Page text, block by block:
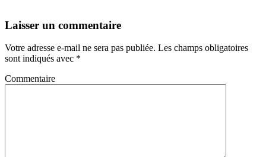
Laisser un commentaire
Votre adresse e-mail ne sera pas publiée. Les champs obligatoires
sont indiqués avec *
Commentaire